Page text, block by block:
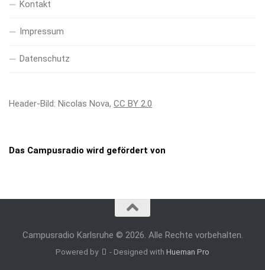
Kontakt
Impressum
Datenschutz
Header-Bild: Nicolas Nova, CC BY 2.0
Das Campusradio wird gefördert von
Campusradio Karlsruhe © 2026. Alle Rechte vorbehalten.
Powered by - Designed withHueman Pro